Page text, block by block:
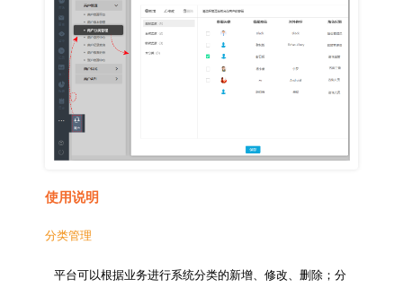
使用说明
分类管理
平台可以根据业务进行系统分类的新增、修改、删除；分